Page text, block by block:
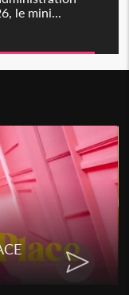
le mini...